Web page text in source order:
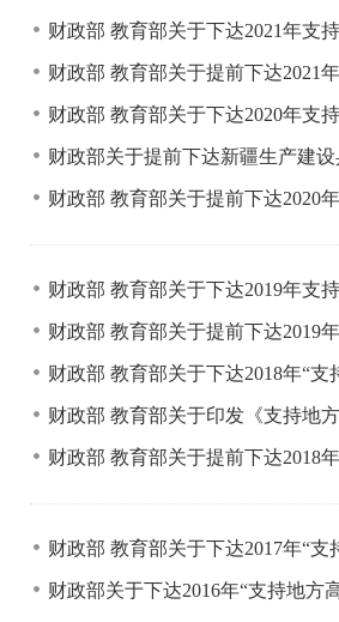
财政部 教育部关于下达2021年支
财政部 教育部关于提前下达2021
财政部 教育部关于下达2020年支
财政部关于提前下达新疆生产建
财政部 教育部关于提前下达2020
财政部 教育部关于下达2019年支
财政部 教育部关于提前下达2019
财政部 教育部关于下达2018年“
财政部 教育部关于印发《支持地
财政部 教育部关于提前下达2018
财政部 教育部关于下达2017年“
财政部关于下达2016年“支持地方